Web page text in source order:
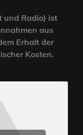
und Radio) ist
aus
Erhalt der
Kosten.